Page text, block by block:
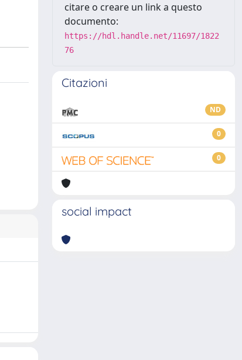
citare o creare un link a questo
documento:
https://hdl.handle.net/11697/1822
76
Citazioni
ND
0
0
social impact